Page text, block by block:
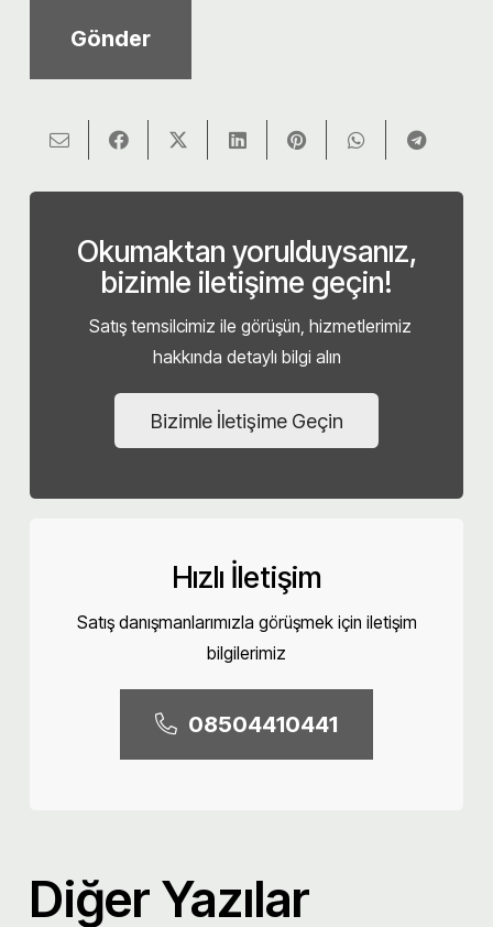
Okumaktan yorulduysanız,
bizimle iletişime geçin!
Satış temsilcimiz ile görüşün, hizmetlerimiz
hakkında detaylı bilgi alın
Bizimle İletişime Geçin
Hızlı İletişim
Satış danışmanlarımızla görüşmek için iletişim
bilgilerimiz
08504410441
Diğer Yazılar